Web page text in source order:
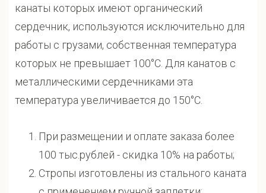
канаты которых имеют органический
сердечник, используются исключительно для
работы с грузами, собственная температура
которых не превышает 100°С. Для канатов с
металлическими сердечниками эта
температура увеличивается до 150°С.
При размещении и оплате заказа более
100 тыс.рублей - скидка 10% на работы;
Стропы изготовлены из стального каната